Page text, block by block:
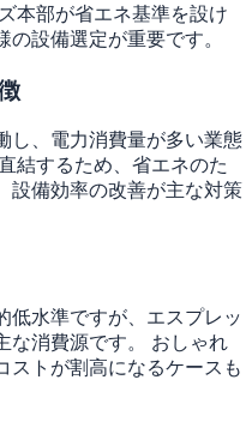
本部が省エネ基準を設け
設備選定が重要です。
し、電力消費量が多い業態
結するため、省エネのた
設備効率の改善が主な対策
低水準ですが、エスプレッ
な消費源です。 おしゃれ
ストが割高になるケースも